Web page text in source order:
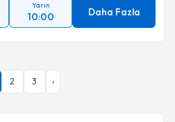
Yarın
10:00 Daha Fazla
2 3 ›